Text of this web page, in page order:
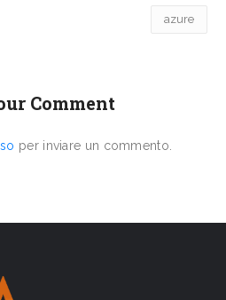
azure
Comment
per inviare un commento.